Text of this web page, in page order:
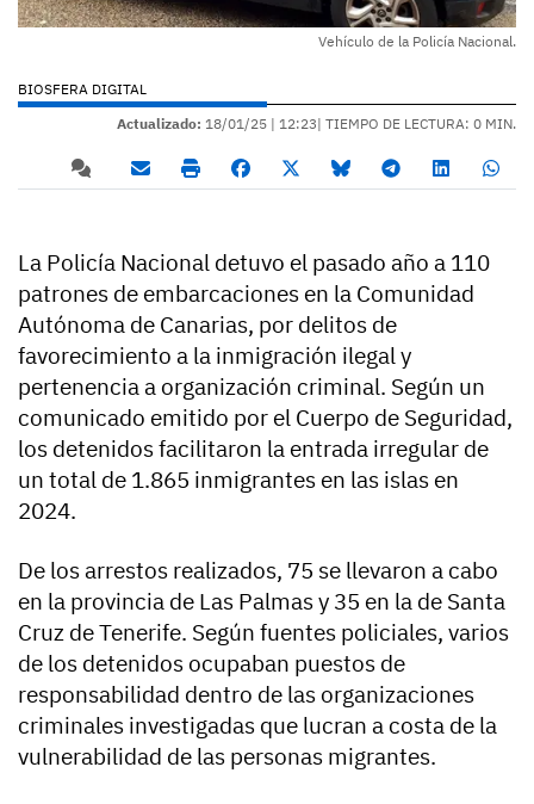
Vehículo de la Policía Nacional.
BIOSFERA DIGITAL
Actualizado: 18/01/25 | 12:23| TIEMPO DE LECTURA: 0 MIN.
La Policía Nacional detuvo el pasado año a 110
patrones de embarcaciones en la Comunidad
Autónoma de Canarias, por delitos de
favorecimiento a la inmigración ilegal y
pertenencia a organización criminal. Según un
comunicado emitido por el Cuerpo de Seguridad,
los detenidos facilitaron la entrada irregular de
un total de 1.865 inmigrantes en las islas en
2024.
De los arrestos realizados, 75 se llevaron a cabo
en la provincia de Las Palmas y 35 en la de Santa
Cruz de Tenerife. Según fuentes policiales, varios
de los detenidos ocupaban puestos de
responsabilidad dentro de las organizaciones
criminales investigadas que lucran a costa de la
vulnerabilidad de las personas migrantes.